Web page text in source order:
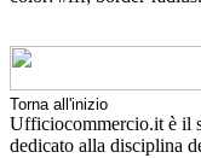
Torna all'inizio
Ufficiocommercio.it è il
dedicato alla disciplina